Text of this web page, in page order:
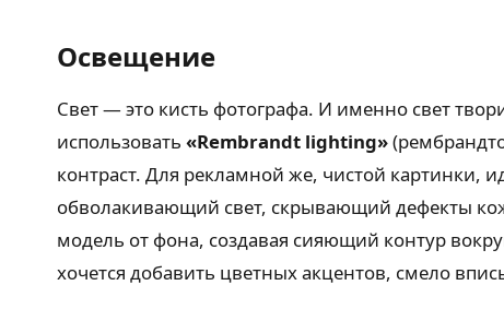
Освещение
Свет — это кисть фотографа. И именно свет
использовать «Rembrandt lighting»
контраст. Для рекламной же, чистой картинки,
обволакивающий свет, скрывающий дефекты
модель от фона, создавая сияющий контур
хочется добавить цветных акцентов, смело